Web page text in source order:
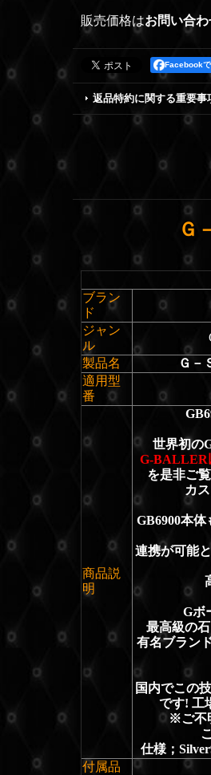
販売価格はお問い合わ
Facebook
返品特約に関する重要事
Ｇ
ブラン
ド
ジャン
ル
製品名
Ｇ－
適用型
番
商品説
明
世界初の
G-BALLER
を是非ご
カ
GB6900本
連携が可能
Gボ
最高級の
有名ブラン
国内でこの
です! 工
※ご不
仕様；
付属品